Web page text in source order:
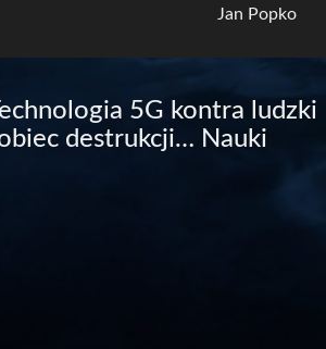
Jan Popko
5G kontra ludzki
destrukcji… Nauki